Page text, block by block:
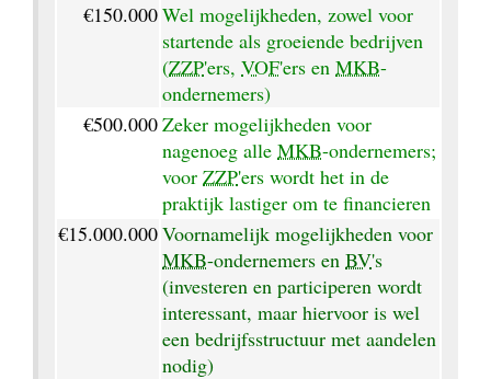
€150.000Wel mogelijkheden, zowel voor
startende als groeiende bedrijven
(ZZP'ers, VOF'ers en MKB-
ondernemers)
€500.000Zeker mogelijkheden voor
nagenoeg alle MKB-ondernemers;
voor ZZP'ers wordt het in de
praktijk lastiger om te financieren
€15.000.000Voornamelijk mogelijkheden voor
MKB-ondernemers en BV's
(investeren en participeren wordt
interessant, maar hiervoor is wel
een bedrijfsstructuur met aandelen
nodig)